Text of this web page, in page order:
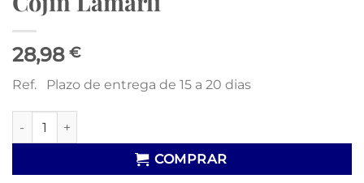
28,98 €
Ref. Plazo de entrega de 15 a 20 dias
Cojín Lamarli cantidad
COMPRAR